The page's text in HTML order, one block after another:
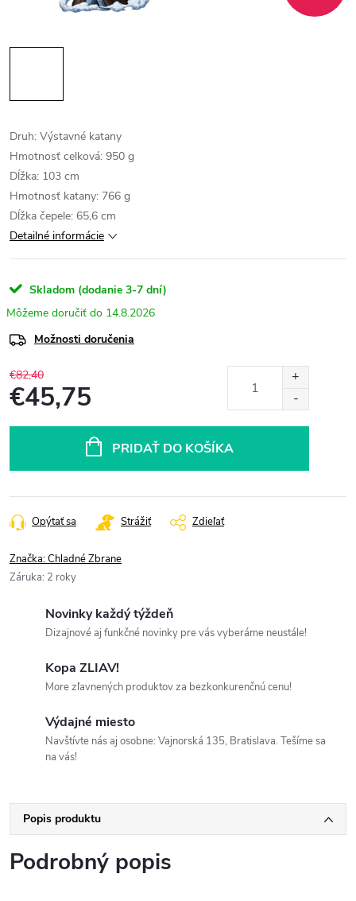
Druh: Výstavné katany
Hmotnosť celková: 950 g
Dĺžka: 103 cm
Hmotnosť katany: 766 g
Dĺžka čepele: 65,6 cm
Detailné informácie
Skladom (dodanie 3-7 dní)
14.8.2026
Možnosti doručenia
€82,40
€45,75
PRIDAŤ DO KOŠÍKA
Opýtať sa Strážiť Zdieľať
Značka:Chladné Zbrane
Záruka: 2 roky
Novinky každý týždeň
Dizajnové aj funkčné novinky pre vás vyberáme neustále!
Kopa ZLIAV!
More zľavnených produktov za bezkonkurenčnú cenu!
Výdajné miesto
Navštívte nás aj osobne: Vajnorská 135, Bratislava. Tešíme sa
na vás!
Popis produktu
Podrobný popis